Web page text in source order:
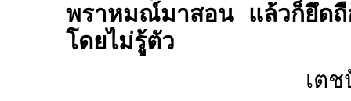
พราหมณ์มาสอน แล้วก็ยึดถื
โดยไม่รู้ตัว
เต